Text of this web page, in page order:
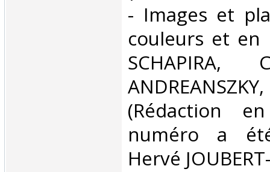
- Images et
couleurs et en
SCHAPIRA,
(Rédaction
numéro a
Hervé